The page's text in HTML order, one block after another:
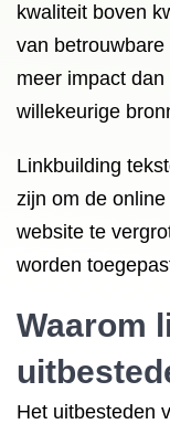
kwaliteit boven
van
meer impact
willekeurige
Linkbuilding
zijn om de
website te
worden
Waarom
Het uitbesteden